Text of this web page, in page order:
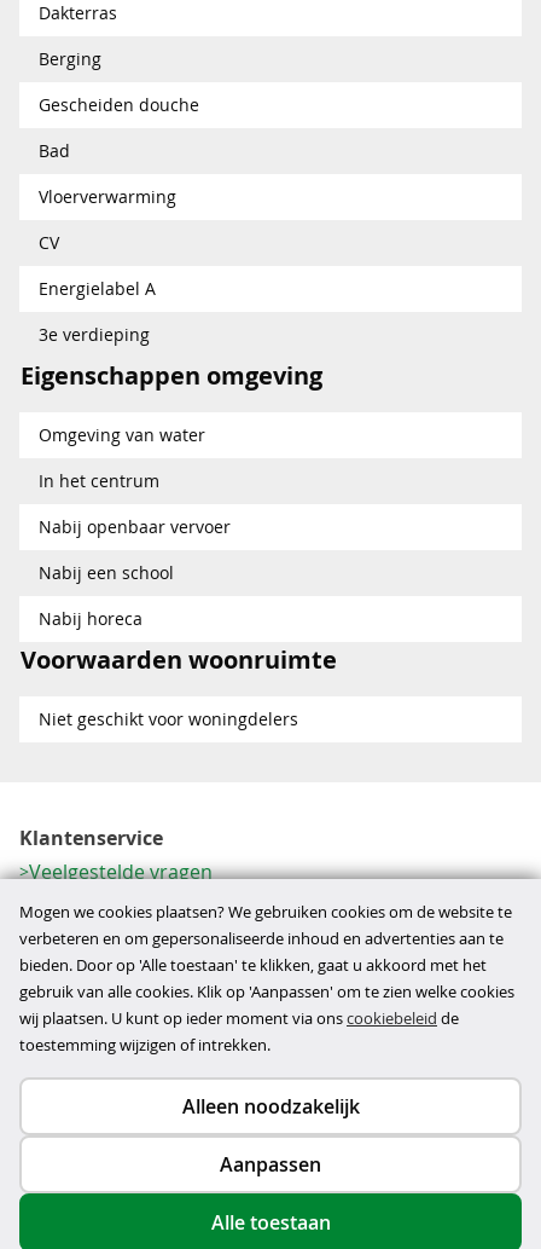
Dakterras
Berging
Gescheiden douche
Bad
Vloerverwarming
CV
Energielabel A
3e verdieping
Eigenschappen omgeving
Omgeving van water
In het centrum
Nabij openbaar vervoer
Nabij een school
Nabij horeca
Voorwaarden woonruimte
Niet geschikt voor woningdelers
Klantenservice
Veelgestelde vragen
Contactformulier
Herroeping
Over ons
Bedrijfsgegevens
Werkwijze
Copyright © 2026
privacy- en cookiebeleid
Mogen we cookies plaatsen? We gebruiken cookies om de website te
verbeteren en om gepersonaliseerde inhoud en advertenties aan te
bieden. Door op 'Alle toestaan' te klikken, gaat u akkoord met het
gebruik van alle cookies. Klik op 'Aanpassen' om te zien welke cookies
wij plaatsen. U kunt op ieder moment via onscookiebeleid de
toestemming wijzigen of intrekken.
Alleen noodzakelijk
Aanpassen
Alle toestaan